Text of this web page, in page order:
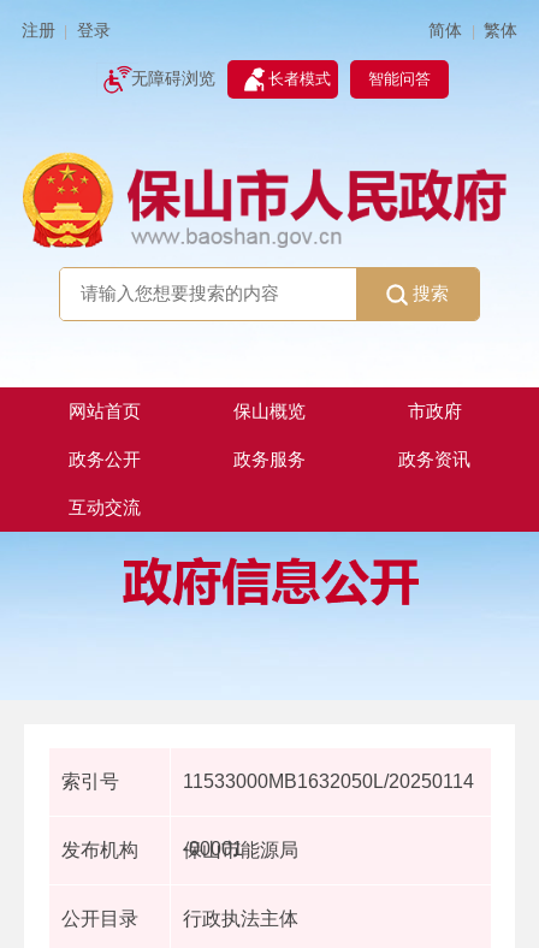
注册 登录 简体 | 繁体
无障碍浏览 长者模式 智能问答
搜索
网站首页 保山概览 市政府
政务公开 政务服务 政务资讯
互动交流
索引号 11533000MB1632050L/20250114
-00001
发布机构 保山市能源局
公开目录 行政执法主体